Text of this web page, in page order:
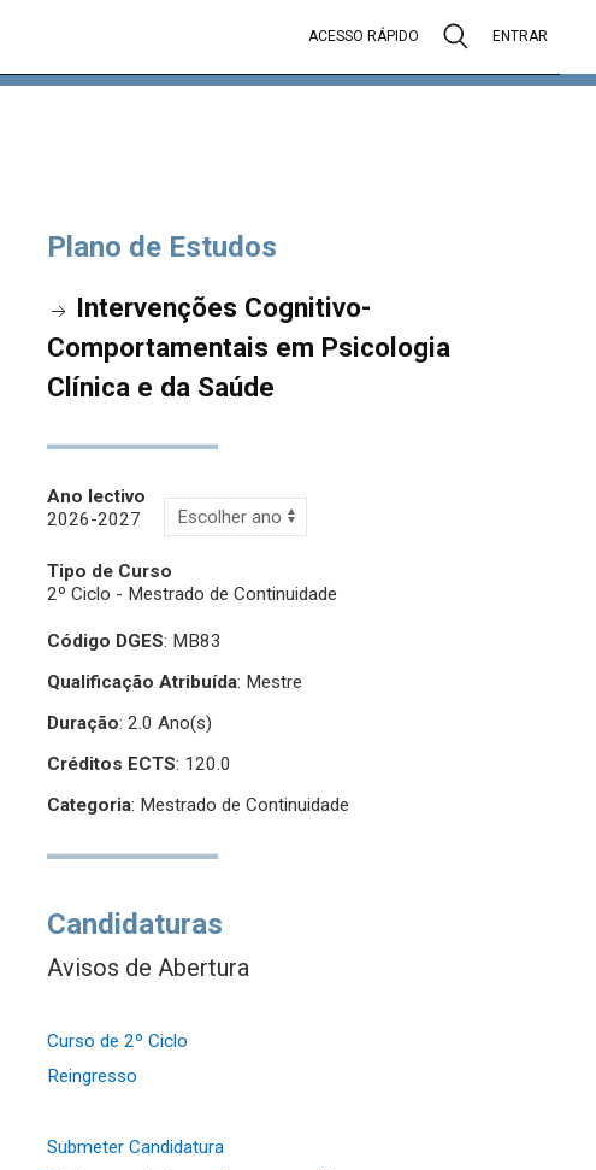
ACESSO RÁPIDO ENTRAR
Plano de Estudos
Intervenções Cognitivo-
Comportamentais em Psicologia
Clínica e da Saúde
Ano lectivo
2026-2027
Tipo de Curso
2º Ciclo - Mestrado de Continuidade
Código DGES: MB83
Qualificação Atribuída: Mestre
Duração: 2.0 Ano(s)
Créditos ECTS: 120.0
Categoria: Mestrado de Continuidade
Candidaturas
Avisos de Abertura
Curso de 2º Ciclo
Reingresso
Submeter Candidatura